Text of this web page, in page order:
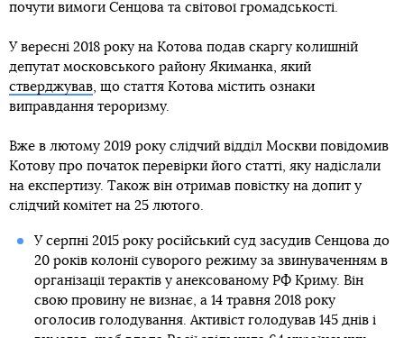
почути вимоги Сенцова та світової громадськості.
У вересні 2018 року на Котова подав скаргу колишній
депутат московського району Якиманка, який
стверджував, що стаття Котова містить ознаки
виправдання тероризму.
Вже в лютому 2019 року слідчий відділ Москви повідомив
Котову про початок перевірки його статті, яку надіслали
на експертизу. Також він отримав повістку на допит у
слідчий комітет на 25 лютого.
У серпні 2015 року російський суд засудив Сенцова до
20 років колонії суворого режиму за звинуваченням в
організації терактів у анексованому РФ Криму. Він
свою провину не визнає, а 14 травня 2018 року
оголосив голодування. Активіст голодував 145 днів і